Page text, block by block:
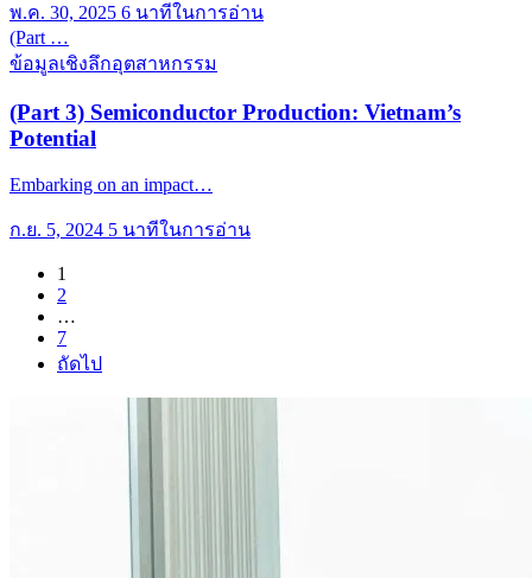
พ.ค. 30, 2025 6 นาทีในการอ่าน
(Part …
ข้อมูลเชิงลึกอุตสาหกรรม
(Part 3) Semiconductor Production: Vietnam’s
Potential
Embarking on an impact…
ก.ย. 5, 2024 5 นาทีในการอ่าน
1
2
…
7
ถัดไป